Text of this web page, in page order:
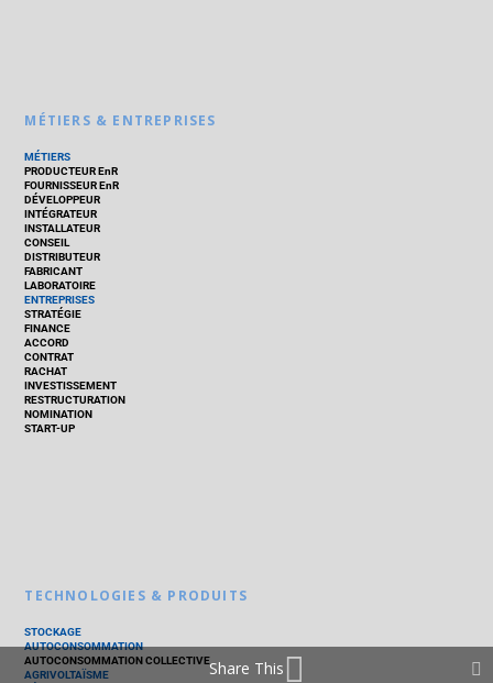
MÉTIERS & ENTREPRISES
MÉTIERS
PRODUCTEUR EnR
FOURNISSEUR EnR
DÉVELOPPEUR
INTÉGRATEUR
INSTALLATEUR
CONSEIL
DISTRIBUTEUR
FABRICANT
LABORATOIRE
ENTREPRISES
STRATÉGIE
FINANCE
ACCORD
CONTRAT
RACHAT
INVESTISSEMENT
RESTRUCTURATION
NOMINATION
START-UP
TECHNOLOGIES & PRODUITS
STOCKAGE
AUTOCONSOMMATION
AUTOCONSOMMATION COLLECTIVE
AGRIVOLTAÏSME
Share This